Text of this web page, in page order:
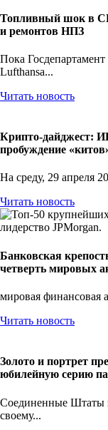
Топливный шок в
и ремонтов НПЗ
Пока
Lufthansa...
Читать новость
Крипто-дайджест:
пробуждение
На среду, 29 апреля
Читать новость
Банковская
четверть мировых
мировая финансовая
Читать новость
Золото и портрет
юбилейную серию
Соединенные Штаты
своему...